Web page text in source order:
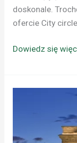
doskonale.
ofercie City
Dowiedz się
ROCZNICA